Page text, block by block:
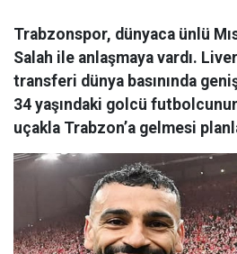
Trabzonspor, dünyaca ünlü
Salah ile anlaşmaya vardı.
transferi dünya basınında
34 yaşındaki golcü
uçakla Trabzon’a gelmesi